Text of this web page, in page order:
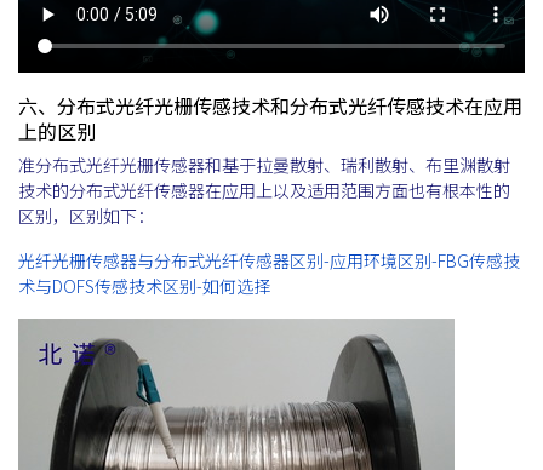
六、分布式光纤光栅传感技术和分布式光纤传感技术在应用
上的区别
准分布式光纤光栅传感器和基于拉曼散射、瑞利散射、布里渊散射
技术的分布式光纤传感器在应用上以及适用范围方面也有根本性的
区别，区别如下：
光纤光栅传感器与分布式光纤传感器区别-应用环境区别-FBG传感技
术与DOFS传感技术区别-如何选择